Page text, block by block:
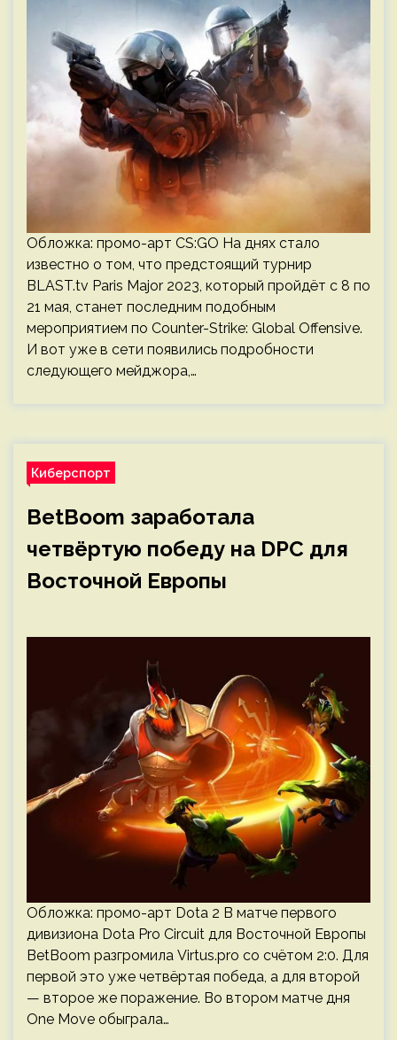
Обложка: промо-арт CS:GO На днях стало
известно о том, что предстоящий турнир
BLAST.tv Paris Major 2023, который пройдёт с 8 по
21 мая, станет последним подобным
мероприятием по Counter-Strike: Global Offensive.
И вот уже в сети появились подробности
следующего мейджора,…
Киберспорт
BetBoom заработала
четвёртую победу на DPC для
Восточной Европы
Обложка: промо-арт Dota 2 В матче первого
дивизиона Dota Pro Circuit для Восточной Европы
BetBoom разгромила Virtus.pro со счётом 2:0. Для
первой это уже четвёртая победа, а для второй
— второе же поражение. Во втором матче дня
One Move обыграла…